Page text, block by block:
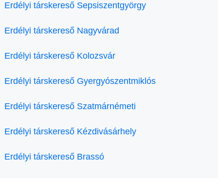
Erdélyi társkereső Sepsiszentgyörgy
Erdélyi társkereső Nagyvárad
Erdélyi társkereső Kolozsvár
Erdélyi társkereső Gyergyószentmiklós
Erdélyi társkereső Szatmárnémeti
Erdélyi társkereső Kézdivásárhely
Erdélyi társkereső Brassó